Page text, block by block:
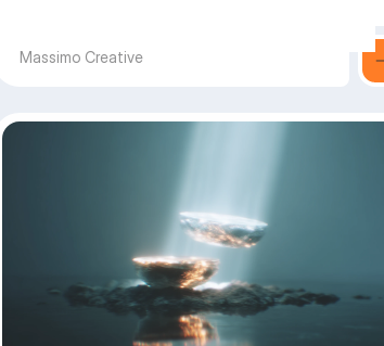
Massimo Creative